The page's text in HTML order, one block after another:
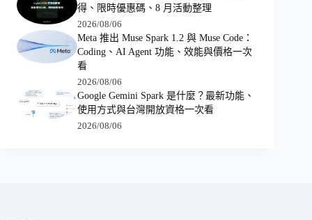
得、限時優惠碼、8 月活動整理
2026/08/06
Meta 推出 Muse Spark 1.2 與 Muse Code：
Coding、AI Agent 功能、效能與價格一次
看
2026/08/06
Google Gemini Spark 是什麼？最新功能、
使用方式與台灣開放資格一次看
2026/08/06